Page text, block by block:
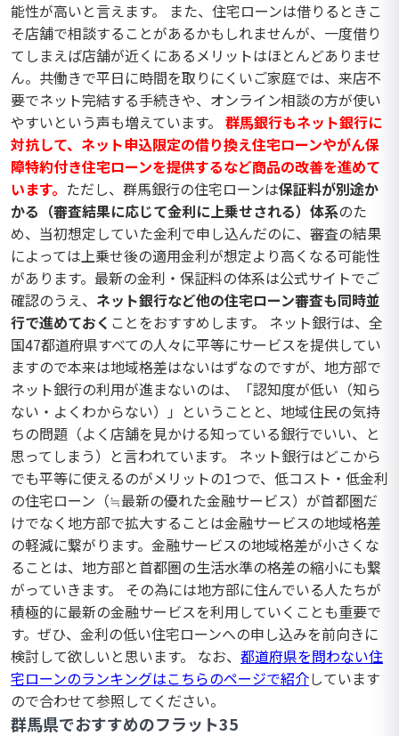
能性が高いと言えます。 また、住宅ローンは借りるときこ
そ店舗で相談することがあるかもしれませんが、一度借り
てしまえば店舗が近くにあるメリットはほとんどありませ
ん。共働きで平日に時間を取りにくいご家庭では、来店不
要でネット完結する手続きや、オンライン相談の方が使い
やすいという声も増えています。 群馬銀行もネット銀行に
対抗して、ネット申込限定の借り換え住宅ローンやがん保
障特約付き住宅ローンを提供するなど商品の改善を進めて
います。 ただし、群馬銀行の住宅ローンは保証料が別途か
かる（審査結果に応じて金利に上乗せされる）体系のた
め、当初想定していた金利で申し込んだのに、審査の結果
によっては上乗せ後の適用金利が想定より高くなる可能性
があります。最新の金利・保証料の体系は公式サイトでご
確認のうえ、 ネット銀行など他の住宅ローン審査も同時並
行で進めておく ことをおすすめします。 ネット銀行は、全
国47都道府県すべての人々に平等にサービスを提供してい
ますので本来は地域格差はないはずなのですが、地方部で
ネット銀行の利用が進まないのは、「認知度が低い（知ら
ない・よくわからない）」ということと、地域住民の気持
ちの問題（よく店舗を見かける知っている銀行でいい、と
思ってしまう）と言われています。 ネット銀行はどこから
でも平等に使えるのがメリットの1つで、低コスト・低金利
の住宅ローン（≒最新の優れた金融サービス）が首都圏だ
けでなく地方部で拡大することは金融サービスの地域格差
の軽減に繋がります。金融サービスの地域格差が小さくな
ることは、地方部と首都圏の生活水準の格差の縮小にも繋
がっていきます。 その為には地方部に住んでいる人たちが
積極的に最新の金融サービスを利用していくことも重要で
す。ぜひ、金利の低い住宅ローンへの申し込みを前向きに
検討して欲しいと思います。 なお、 都道府県を問わない住
宅ローンのランキングはこちらのページで紹介しています
ので合わせて参照してください。
群馬県でおすすめのフラット35